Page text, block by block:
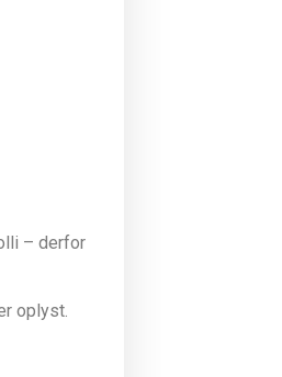
– derfor
oplyst.